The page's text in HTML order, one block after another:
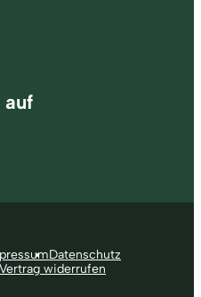
auf
Datenschutz
Vertrag widerrufen